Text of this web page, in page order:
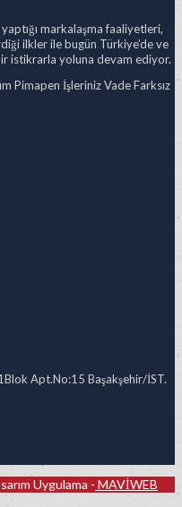
markalaşma faaliyetleri,
ilkler ile bugün Türkiye’de ve
istikrarla yoluna devam ediyor.
Pimapen İşleriniz Vade Farksız
Apt.No:15 Başakşehir/İST.
Uygulama - MAVİWEB